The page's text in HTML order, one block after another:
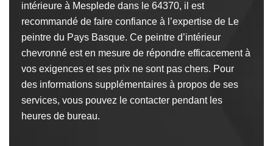
intérieure à Mesplede dans le 64370, il est
recommandé de faire confiance à l’expertise de Le
peintre du Pays Basque. Ce peintre d’intérieur
chevronné est en mesure de répondre efficacement à
vos exigences et ses prix ne sont pas chers. Pour
des informations supplémentaires à propos de ses
services, vous pouvez le contacter pendant les
heures de bureau.